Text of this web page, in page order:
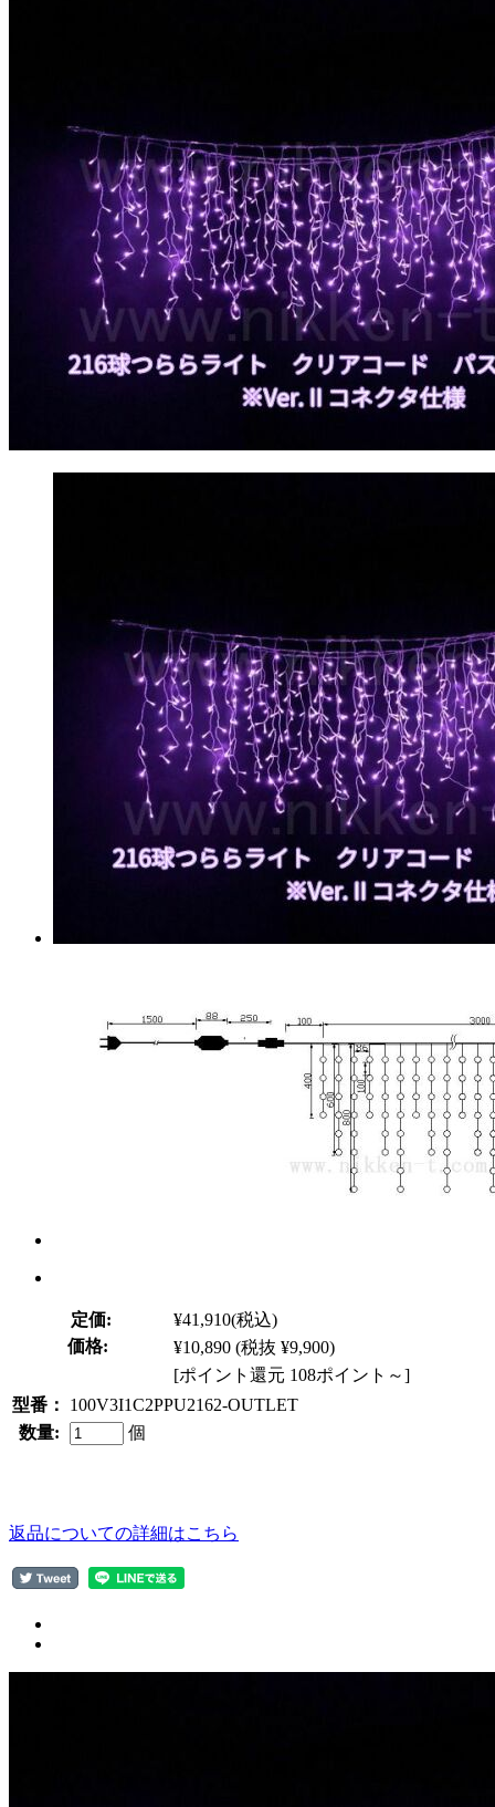
定価: ¥41,910(税込)
価格:
¥10,890 (税抜 ¥9,900)
[ポイント還元 108ポイント～]
型番：
100V3I1C2PPU2162-OUTLET
数量:
個
返品についての詳細はこちら